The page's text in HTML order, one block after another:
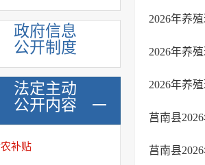
政府信息
公开制度
法定主动
公开内容
文化服务
保护信息
品药品监管
资源配置
监管信息
补贴
2026年养
2026年养
2026年养
莒南县
莒南县